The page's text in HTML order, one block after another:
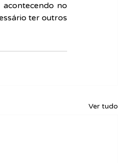
no
ter outros
Ver tudo